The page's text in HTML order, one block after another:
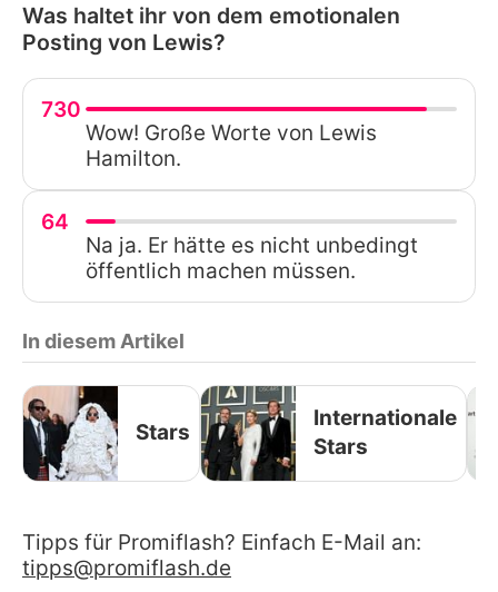
Was haltet ihr von dem emotionalen
Posting von Lewis?
730
Wow! Große Worte von Lewis
Hamilton.
64
Na ja. Er hätte es nicht unbedingt
öffentlich machen müssen.
In diesem Artikel
Stars
Internationale
Stars
Tipps für Promiflash? Einfach E-Mail an:
tipps@promiflash.de